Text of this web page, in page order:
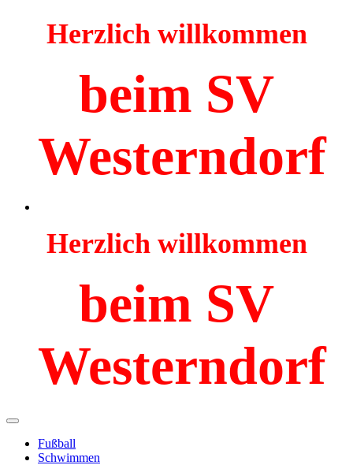
Herzlich willkommen
beim SV
Westerndorf
Herzlich willkommen
beim SV
Westerndorf
Fußball
Schwimmen